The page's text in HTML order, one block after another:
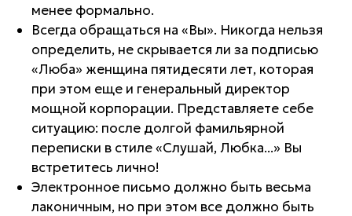
менее формально.
Всегда обращаться на «Вы». Никогда нельзя
определить, не скрывается ли за подписью
«Люба» женщина пятидесяти лет, которая
при этом еще и генеральный директор
мощной корпорации. Представляете себе
ситуацию: после долгой фамильярной
переписки в стиле «Слушай, Любка...» Вы
встретитесь лично!
Электронное письмо должно быть весьма
лаконичным, но при этом все должно быть